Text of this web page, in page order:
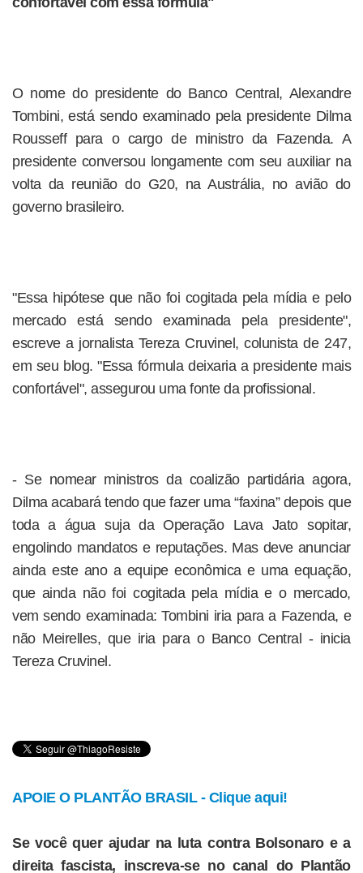
O nome do presidente do Banco Central, Alexandre
Tombini, está sendo examinado pela presidente Dilma
Rousseff para o cargo de ministro da Fazenda. A
presidente conversou longamente com seu auxiliar na
volta da reunião do G20, na Austrália, no avião do
governo brasileiro.
"Essa hipótese que não foi cogitada pela mídia e pelo
mercado está sendo examinada pela presidente",
escreve a jornalista Tereza Cruvinel, colunista de 247,
em seu blog. "Essa fórmula deixaria a presidente mais
confortável", assegurou uma fonte da profissional.
- Se nomear ministros da coalizão partidária agora,
Dilma acabará tendo que fazer uma “faxina” depois que
toda a água suja da Operação Lava Jato sopitar,
engolindo mandatos e reputações. Mas deve anunciar
ainda este ano a equipe econômica e uma equação,
que ainda não foi cogitada pela mídia e o mercado,
vem sendo examinada: Tombini iria para a Fazenda, e
não Meirelles, que iria para o Banco Central - inicia
Tereza Cruvinel.
APOIE O PLANTÃO BRASIL - Clique aqui!
Se você quer ajudar na luta contra Bolsonaro e a
direita fascista, inscreva-se no canal do Plantão